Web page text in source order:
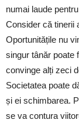
numai laude
Consider că tinerii
Oportunitățile nu
singur tânăr poate
convinge alți zeci
Societatea poate
și ei schimbarea.
se va contura